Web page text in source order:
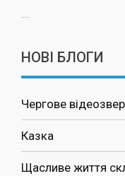
НОВІ БЛОГИ
Чергове
Казка
Щасливе життя